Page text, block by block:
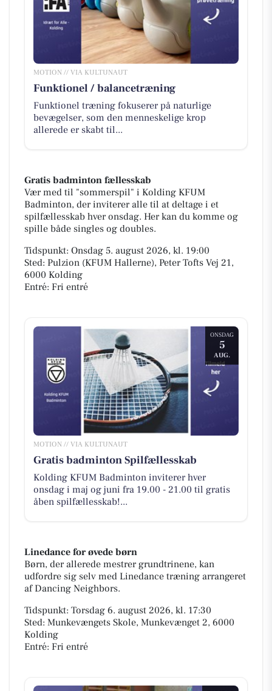
MOTION // VIA KULTUNAUT
Funktionel / balancetræning
Funktionel træning fokuserer på naturlige
bevægelser, som den menneskelige krop
allerede er skabt til...
Gratis badminton fællesskab
Vær med til "sommerspil" i Kolding KFUM
Badminton, der inviterer alle til at deltage i et
spilfællesskab hver onsdag. Her kan du komme og
spille både singles og doubles.
Tidspunkt: Onsdag 5. august 2026, kl. 19:00
Sted: Pulzion (KFUM Hallerne), Peter Tofts Vej 21,
6000 Kolding
Entré: Fri entré
ONSDAG
5
AUG.
MOTION // VIA KULTUNAUT
Gratis badminton Spilfællesskab
Kolding KFUM Badminton inviterer hver
onsdag i maj og juni fra 19.00 - 21.00 til gratis
åben spilfællesskab!...
Linedance for øvede børn
Børn, der allerede mestrer grundtrinene, kan
udfordre sig selv med Linedance træning arrangeret
af Dancing Neighbors.
Tidspunkt: Torsdag 6. august 2026, kl. 17:30
Sted: Munkevængets Skole, Munkevænget 2, 6000
Kolding
Entré: Fri entré